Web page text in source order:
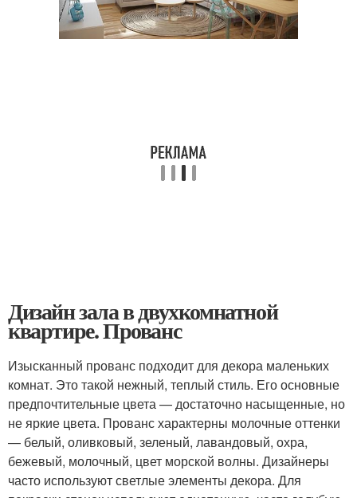
Дизайн зала в двухкомнатной
квартире. Прованс
Изысканный прованс подходит для декора маленьких
комнат. Это такой нежный, теплый стиль. Его основные
предпочтительные цвета — достаточно насыщенные, но
не яркие цвета. Прованс характерны молочные оттенки
— белый, оливковый, зеленый, лавандовый, охра,
бежевый, молочный, цвет морской волны. Дизайнеры
часто используют светлые элементы декора. Для